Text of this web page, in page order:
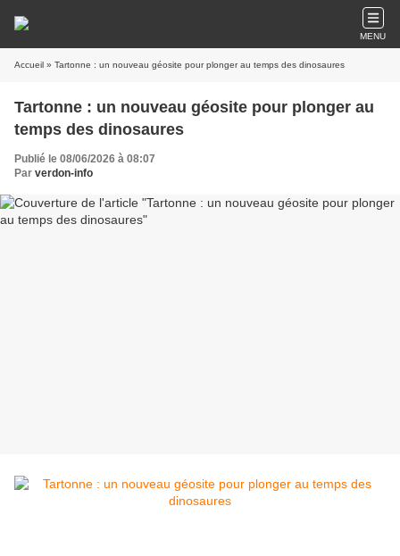
MENU
Accueil » Tartonne : un nouveau géosite pour plonger au temps des dinosaures
Tartonne : un nouveau géosite pour plonger au
temps des dinosaures
Publié le 08/06/2026 à 08:07
Par verdon-info